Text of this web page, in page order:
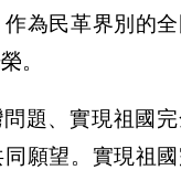
為民革界別的
。
題、實現祖國
願望。實現祖